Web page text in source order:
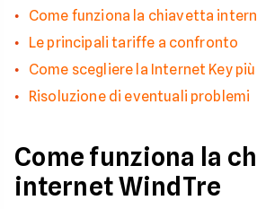
Come funziona la chiavetta
Le principali tariffe a confronto
Come scegliere la Internet Key
Risoluzione di eventuali problemi
Come funziona la
internet WindTre